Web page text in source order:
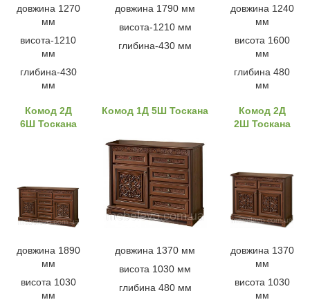
довжина 1270
мм
висота-1210
мм
глибина-430
мм
довжина 1790 мм
висота-1210 мм
глибина-430 мм
довжина 1240
мм
висота 1600
мм
глибина 480
мм
Комод 2Д
6Ш Тоскана
Комод 1Д 5Ш Тоскана
Комод 2Д
2Ш Тоскана
довжина 1890
мм
висота 1030
мм
довжина 1370 мм
висота 1030 мм
глибина 480 мм
довжина 1370
мм
висота 1030
мм